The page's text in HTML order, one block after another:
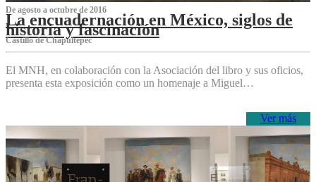
De agosto a octubre de 2016
La encuadernación en México, siglos de
historia y fascinación
Castillo de Chapultepec
El MNH, en colaboración con la Asociación del libro y sus oficios,
presenta esta exposición como un homenaje a Miguel…
Ver más